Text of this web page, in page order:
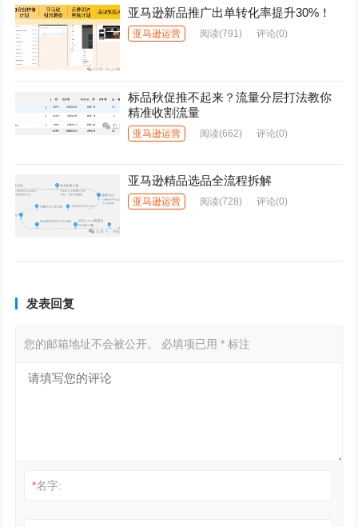
亚马逊新品推广出单转化率提升30%！
亚马逊运营 阅读(791) 评论(0)
标品秋促推不起来？流量分层打法教你
精准收割流量
亚马逊运营 阅读(662) 评论(0)
亚马逊精品选品全流程拆解
亚马逊运营 阅读(728) 评论(0)
发表回复
您的邮箱地址不会被公开。 必填项已用* 标注
*名字: